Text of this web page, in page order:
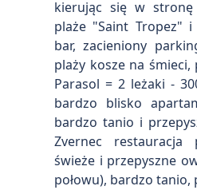
kierując się w
plaże "Saint Tropez"
bar, zacieniony
plaży kosze na śmieci,
Parasol = 2 leżaki -
bardzo blisko
bardzo tanio i
Zvernec restauracja
świeże i przepyszne
połowu), bardzo tanio,